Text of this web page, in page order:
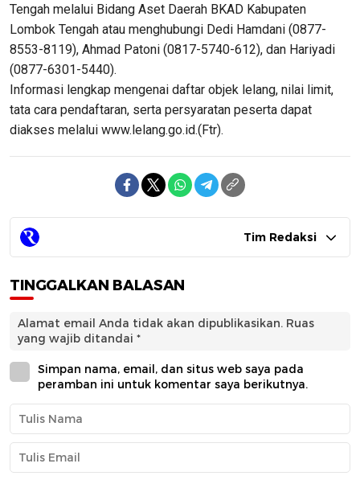
Tengah melalui Bidang Aset Daerah BKAD Kabupaten
Lombok Tengah atau menghubungi Dedi Hamdani (0877-
8553-8119), Ahmad Patoni (0817-5740-612), dan Hariyadi
(0877-6301-5440).
Informasi lengkap mengenai daftar objek lelang, nilai limit,
tata cara pendaftaran, serta persyaratan peserta dapat
diakses melalui www.lelang.go.id.(Ftr).
Tim Redaksi
TINGGALKAN BALASAN
Alamat email Anda tidak akan dipublikasikan. Ruas
yang wajib ditandai *
Simpan nama, email, dan situs web saya pada
peramban ini untuk komentar saya berikutnya.